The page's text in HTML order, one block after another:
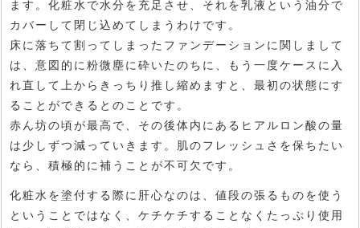
ます。化粧水で水分を充足させ、それを乳液という油分で
カバーして閉じ込めてしまうわけです。
床に落ちて割ってしまったファンデーションに関しまして
は、意図的に粉微塵に砕いたのちに、もう一度ケースに入
れ直して上からきっちり推し縮めますと、最初の状態にす
ることができるとのことです。
赤ん坊の頃が最高で、その後体内にあるヒアルロン酸の量
は少しずつ減っていきます。肌のフレッシュさを保ちたい
なら、積極的に補うことが不可欠です。
化粧水を塗付する際に肝心なのは、値段の張るものを使う
ということではなく、ケチケチすることなくたっぷり使用